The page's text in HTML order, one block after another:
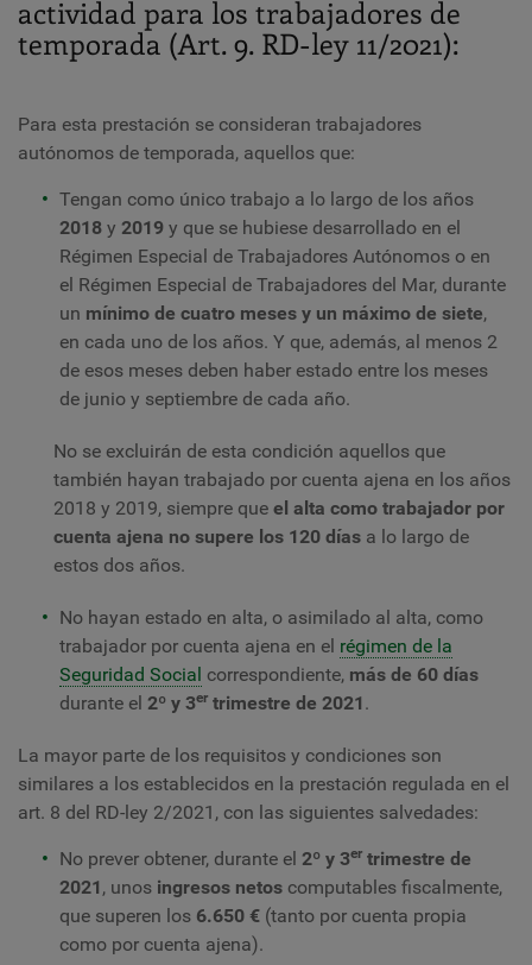
actividad para los trabajadores de
temporada (Art. 9. RD-ley 11/2021):
Para esta prestación se consideran trabajadores
autónomos de temporada, aquellos que:
Tengan como único trabajo a lo largo de los años
2018 y 2019 y que se hubiese desarrollado en el
Régimen Especial de Trabajadores Autónomos o en
el Régimen Especial de Trabajadores del Mar, durante
un mínimo de cuatro meses y un máximo de siete,
en cada uno de los años. Y que, además, al menos 2
de esos meses deben haber estado entre los meses
de junio y septiembre de cada año.
No se excluirán de esta condición aquellos que
también hayan trabajado por cuenta ajena en los años
2018 y 2019, siempre que el alta como trabajador por
cuenta ajena no supere los 120 días a lo largo de
estos dos años.
No hayan estado en alta, o asimilado al alta, como
trabajador por cuenta ajena en el régimen de la
Seguridad Social correspondiente, más de 60 días
durante el 2º y 3er trimestre de 2021 .
La mayor parte de los requisitos y condiciones son
similares a los establecidos en la prestación regulada en el
art. 8 del RD-ley 2/2021, con las siguientes salvedades:
No prever obtener, durante el 2º y 3er trimestre de
2021 , unos ingresos netos computables fiscalmente,
que superen los 6.650 € (tanto por cuenta propia
como por cuenta ajena).